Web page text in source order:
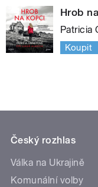
Hrob
Patricia
Koupit
Český rozhlas
Válka na Ukrajině
Komunální volby